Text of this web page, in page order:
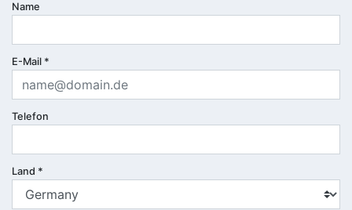
Name
E-Mail *
Telefon
Land *